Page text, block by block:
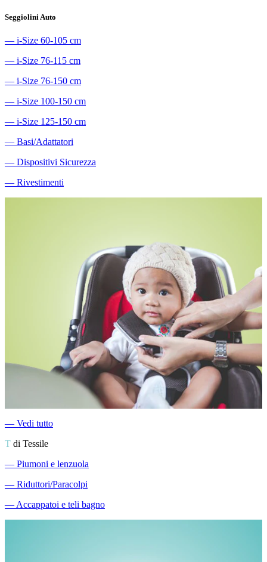
Seggiolini Auto
― i-Size 60-105 cm
― i-Size 76-115 cm
― i-Size 76-150 cm
― i-Size 100-150 cm
― i-Size 125-150 cm
― Basi/Adattatori
― Dispositivi Sicurezza
― Rivestimenti
― Vedi tutto
T di Tessile
― Piumoni e lenzuola
― Riduttori/Paracolpi
―Accappatoi e teli bagno